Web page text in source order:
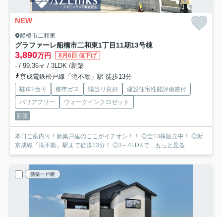
NEW
船橋市二和東
グラファーレ船橋市二和東1丁目11期13号棟
3,890万円 8月6日 値下げ
- / 99.36㎡ / 3LDK /新築
京成電鉄松戸線「滝不動」駅 徒歩13分
駐車2台可 都市ガス 陽当り良好
建設住宅性能評価書付
バリアフリー
ウォークインクロゼット
新築
本日ご案内可！新築戸建のここがイチオシ！！ ◎全13棟販売中！ ◎新
京成線「滝不動」駅まで徒歩13分！ ◎3～4LDKで... もっと見る
新築一戸建